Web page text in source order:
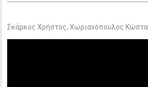
Σκάρκος Χρήστος, Χωριανόπουλος